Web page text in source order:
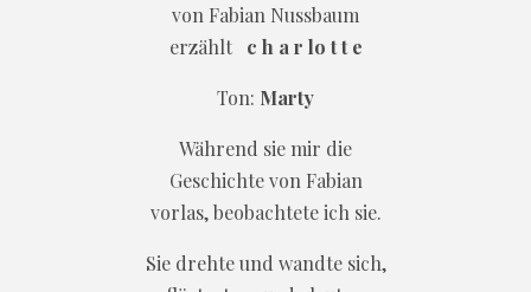
von Fabian Nussbaum
erzählt c h a r lo t t e
Ton: Marty
Während sie mir die
Geschichte von Fabian
vorlas, beobachtete ich sie.
Sie drehte und wandte sich,